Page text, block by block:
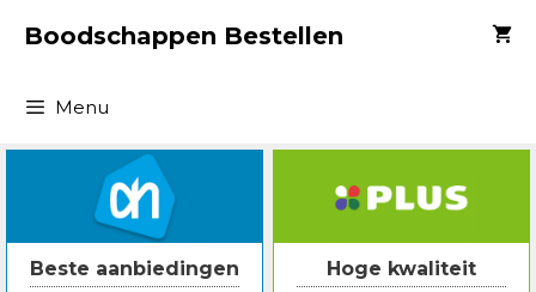
naarBoodschappen Bestellen
Menu
Beste aanbiedingen
Hoge kwaliteit